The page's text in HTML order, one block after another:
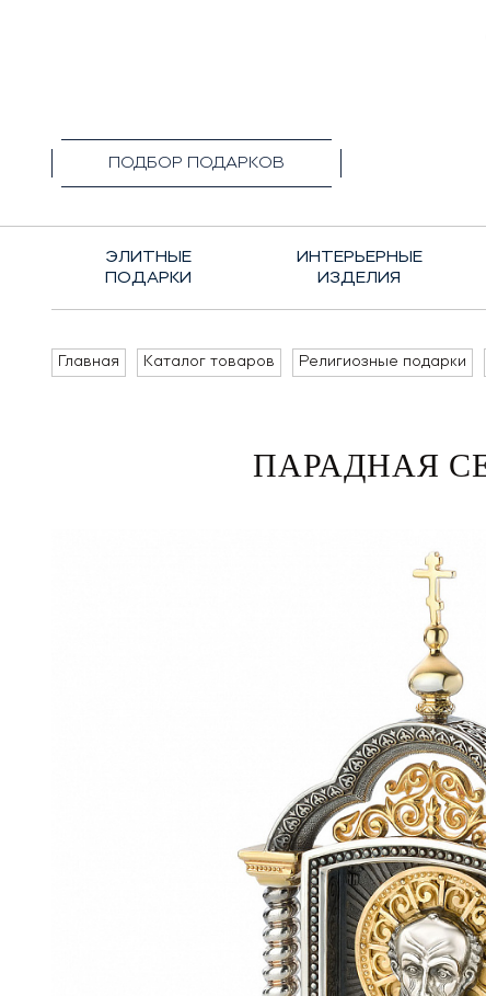
ПОДБОР ПОДАРКОВ
ЭЛИТНЫЕ
ПОДАРКИ
ИНТЕРЬЕРНЫЕ
ИЗДЕЛИЯ
Главная Каталог товаров Религиозные подарки
ПАРАДНАЯ